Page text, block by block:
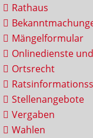
Rathaus
Mängelformular
Onlinedienste
Ortsrecht
Stellenangebote
Vergaben
Wahlen